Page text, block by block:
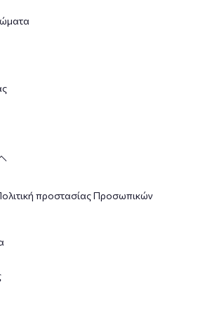
προστασίας Προσωπικών